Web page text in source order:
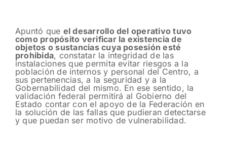
Apuntó que el desarrollo del operativo tuvo
como propósito verificar la existencia de
objetos o sustancias cuya posesión esté
prohibida, constatar la integridad de las
instalaciones que permita evitar riesgos a la
población de internos y personal del Centro, a
sus pertenencias, a la seguridad y a la
Gobernabilidad del mismo. En ese sentido, la
validación federal permitirá al Gobierno del
Estado contar con el apoyo de la Federación en
la solución de las fallas que pudieran detectarse
y que puedan ser motivo de vulnerabilidad.